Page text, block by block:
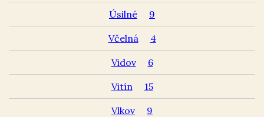
Úsilné 9
Včelná 4
Vidov 6
Vitín 15
Vlkov 9